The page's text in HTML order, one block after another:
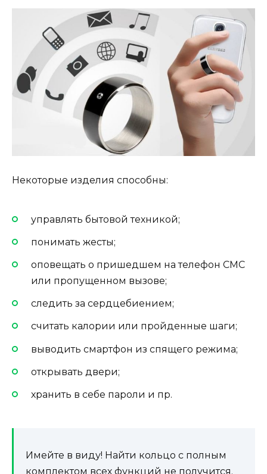
Некоторые изделия способны:
управлять бытовой техникой;
понимать жесты;
оповещать о пришедшем на телефон СМС
или пропущенном вызове;
следить за сердцебиением;
считать калории или пройденные шаги;
выводить смартфон из спящего режима;
открывать двери;
хранить в себе пароли и пр.
Имейте в виду! Найти кольцо с полным
комплектом всех функций не получится.